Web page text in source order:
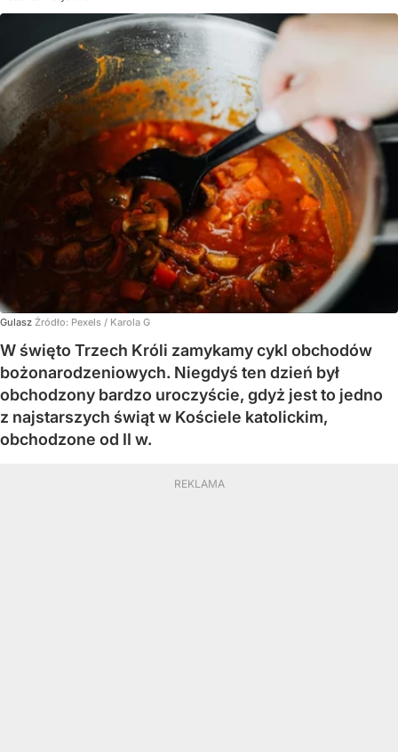
Gulasz Źródło: Pexels / Karola G
W święto Trzech Króli zamykamy cykl obchodów
bożonarodzeniowych. Niegdyś ten dzień był
obchodzony bardzo uroczyście, gdyż jest to jedno
z najstarszych świąt w Kościele katolickim,
obchodzone od II w.